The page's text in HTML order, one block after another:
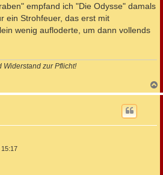
empfand ich "Die Odysse" damals
ein Strohfeuer, das erst mit
wenig aufloderte, um dann vollends
Widerstand zur Pflicht!
a